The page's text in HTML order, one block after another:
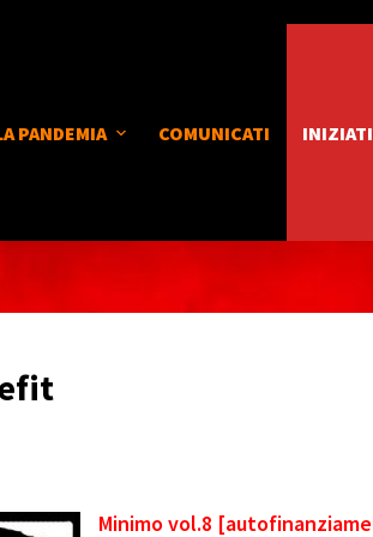
PANDEMIA COMUNICATI
Minimo vol.8